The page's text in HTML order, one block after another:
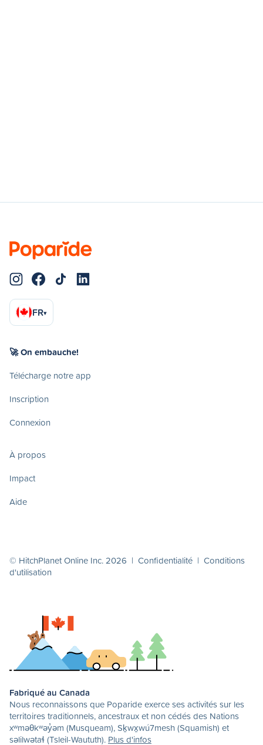
FR▾
🚀 On embauche!
Télécharge notre app
Inscription
Connexion
À propos
Impact
Aide
© HitchPlanet Online Inc. 2026 | Confidentialité | Conditions
d'utilisation
Fabriqué au Canada
Nous reconnaissons que Poparide exerce ses activités sur les
territoires traditionnels, ancestraux et non cédés des Nations
xʷməθkʷəy̓əm (Musqueam), Sḵwx̱wú7mesh (Squamish) et
səlilwətaɬ (Tsleil-Waututh). Plus d'infos